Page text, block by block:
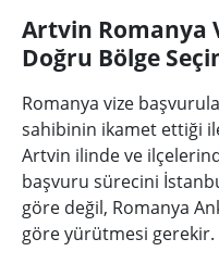
Artvin Romanya
Doğru Bölge
Romanya vize
sahibinin ikamet ettiği
Artvin ilinde ve
başvuru sürecini
göre değil, Romanya
göre yürütmesi gerekir.